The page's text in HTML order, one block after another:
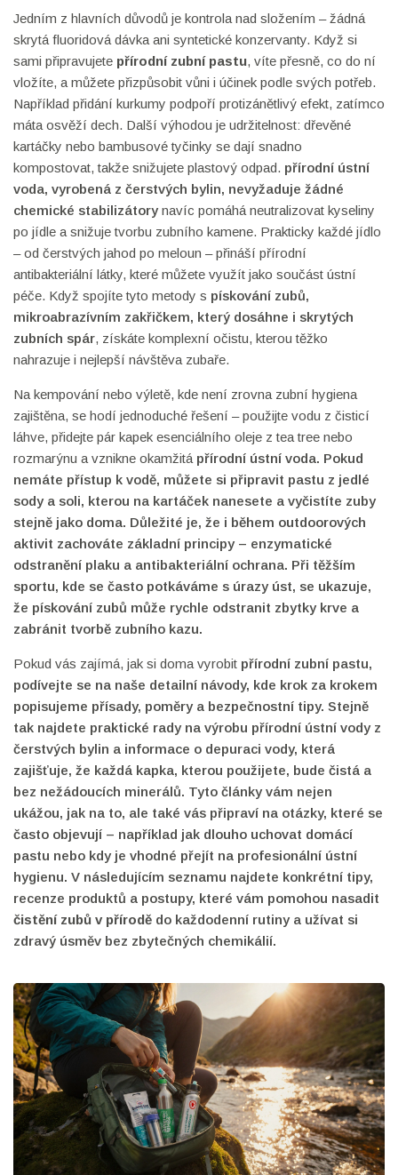
Jedním z hlavních důvodů je kontrola nad složením – žádná
skrytá fluoridová dávka ani syntetické konzervanty. Když si
sami připravujete přírodní zubní pastu, víte přesně, co do ní
vložíte, a můžete přizpůsobit vůni i účinek podle svých potřeb.
Například přidání kurkumy podpoří protizánětlivý efekt, zatímco
máta osvěží dech. Další výhodou je udržitelnost: dřevěné
kartáčky nebo bambusové tyčinky se dají snadno
kompostovat, takže snižujete plastový odpad. přírodní ústní
voda, vyrobená z čerstvých bylin, nevyžaduje žádné
chemické stabilizátory navíc pomáhá neutralizovat kyseliny
po jídle a snižuje tvorbu zubního kamene. Prakticky každé jídlo
– od čerstvých jahod po meloun – přináší přírodní
antibakteriální látky, které můžete využít jako součást ústní
péče. Když spojíte tyto metody s pískování zubů,
mikroabrazívním zakřičkem, který dosáhne i skrytých
zubních spár, získáte komplexní očistu, kterou těžko
nahrazuje i nejlepší návštěva zubaře.
Na kempování nebo výletě, kde není zrovna zubní hygiena
zajištěna, se hodí jednoduché řešení – použijte vodu z čisticí
láhve, přidejte pár kapek esenciálního oleje z tea tree nebo
rozmarýnu a vznikne okamžitá přírodní ústní voda. Pokud
nemáte přístup k vodě, můžete si připravit pastu z jedlé
sody a soli, kterou na kartáček nanesete a vyčistíte zuby
stejně jako doma. Důležité je, že i během outdoorových
aktivit zachováte základní principy – enzymatické
odstranění plaku a antibakteriální ochrana. Při těžším
sportu, kde se často potkáváme s úrazy úst, se ukazuje,
že pískování zubů může rychle odstranit zbytky krve a
zabránit tvorbě zubního kazu.
Pokud vás zajímá, jak si doma vyrobit přírodní zubní pastu,
podívejte se na naše detailní návody, kde krok za krokem
popisujeme přísady, poměry a bezpečnostní tipy. Stejně
tak najdete praktické rady na výrobu přírodní ústní vody z
čerstvých bylin a informace o depuraci vody, která
zajišťuje, že každá kapka, kterou použijete, bude čistá a
bez nežádoucích minerálů. Tyto články vám nejen
ukážou, jak na to, ale také vás připraví na otázky, které se
často objevují – například jak dlouho uchovat domácí
pastu nebo kdy je vhodné přejít na profesionální ústní
hygienu. V následujícím seznamu najdete konkrétní tipy,
recenze produktů a postupy, které vám pomohou nasadit
čistění zubů v přírodě do každodenní rutiny a užívat si
zdravý úsměv bez zbytečných chemikálií.